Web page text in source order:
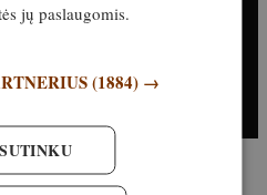
žurnalą!
jų paslaugomis.
(1884) →